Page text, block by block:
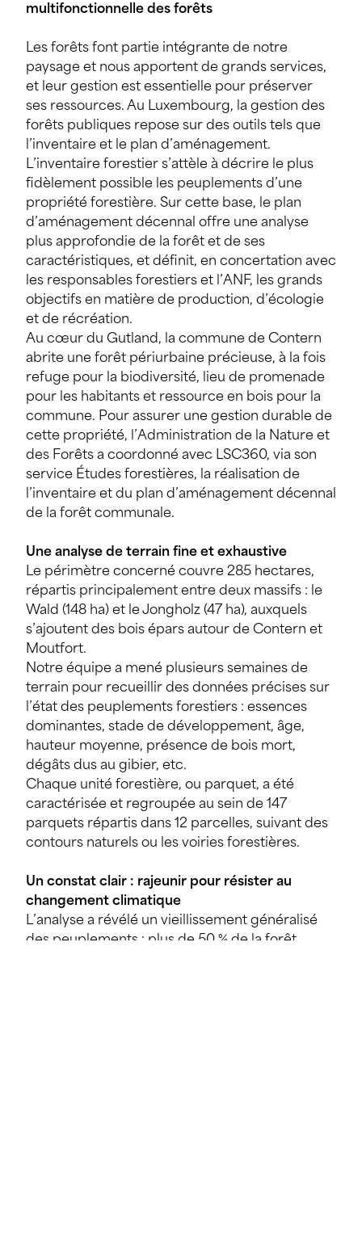
multifonctionnelle des forêts
Les forêts font partie intégrante de notre
paysage et nous apportent de grands services,
et leur gestion est essentielle pour préserver
ses ressources. Au Luxembourg, la gestion des
forêts publiques repose sur des outils tels que
l’inventaire et le plan d’aménagement.
L’inventaire forestier s’attèle à décrire le plus
fidèlement possible les peuplements d’une
propriété forestière. Sur cette base, le plan
d’aménagement décennal offre une analyse
plus approfondie de la forêt et de ses
caractéristiques, et définit, en concertation avec
les responsables forestiers et l’ANF, les grands
objectifs en matière de production, d’écologie
et de récréation.
Au cœur du Gutland, la commune de Contern
abrite une forêt périurbaine précieuse, à la fois
refuge pour la biodiversité, lieu de promenade
pour les habitants et ressource en bois pour la
commune. Pour assurer une gestion durable de
cette propriété, l’Administration de la Nature et
des Forêts a coordonné avec LSC360, via son
service Études forestières, la réalisation de
l’inventaire et du plan d’aménagement décennal
de la forêt communale.
Une analyse de terrain fine et exhaustive
Le périmètre concerné couvre 285 hectares,
répartis principalement entre deux massifs : le
Wald (148 ha) et le Jongholz (47 ha), auxquels
s’ajoutent des bois épars autour de Contern et
Moutfort.
Notre équipe a mené plusieurs semaines de
terrain pour recueillir des données précises sur
l’état des peuplements forestiers : essences
dominantes, stade de développement, âge,
hauteur moyenne, présence de bois mort,
dégâts dus au gibier, etc.
Chaque unité forestière, ou parquet, a été
caractérisée et regroupée au sein de 147
parquets répartis dans 12 parcelles, suivant des
contours naturels ou les voiries forestières.
Un constat clair : rajeunir pour résister au
changement climatique
L’analyse a révélé un vieillissement généralisé
des peuplements : plus de 50 % de la forêt